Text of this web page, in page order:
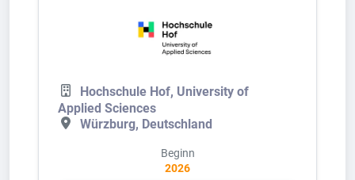
Hochschule Hof, University of
Applied Sciences
Würzburg, Deutschland
Beginn
2026